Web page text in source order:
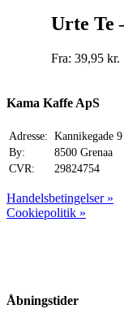
Urte Te
Fra: 39,95 kr.
Kama Kaffe ApS
Adresse: Kannikegade 9
By:
8500 Grenaa
CVR:
29824754
Handelsbetingelser »
Cookiepolitik »
Åbningstider